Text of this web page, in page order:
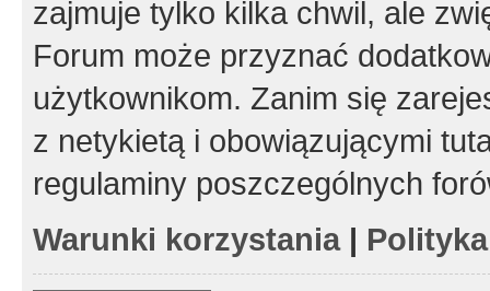
zajmuje tylko kilka chwil, ale
Forum może przyznać
użytkownikom. Zanim się
z netykietą i obowiązującymi
regulaminy poszczególnych
Warunki korzystania|